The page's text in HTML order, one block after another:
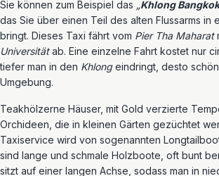
Sie können zum Beispiel das „Khlong
das Sie über einen Teil des alten Flussarms in
bringt. Dieses Taxi fährt vom Pier Tha Maharat
Universitätab. Eine einzelne Fahrt kostet nur
tiefer man in den Khlongeindringt, desto
Umgebung.
Teakhölzerne Häuser, mit Gold verzierte
Orchideen, die in kleinen Gärten gezüchtet
Taxiservice wird von sogenannten
sind lange und schmale Holzboote, oft bunt
sitzt auf einer langen Achse, sodass man in